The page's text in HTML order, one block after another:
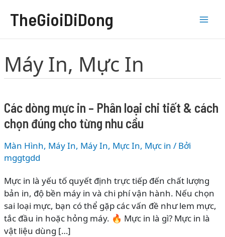
TheGioiDiDong
Máy In, Mực In
Các dòng mực in – Phân loại chi tiết & cách
chọn đúng cho từng nhu cầu
Màn Hình, Máy In, Máy In, Mực In, Mực in / Bởi
mggtgdd
Mực in là yếu tố quyết định trực tiếp đến chất lượng
bản in, độ bền máy in và chi phí vận hành. Nếu chọn
sai loại mực, bạn có thể gặp các vấn đề như lem mực,
tắc đầu in hoặc hỏng máy. 🔥 Mực in là gì? Mực in là
vật liệu dùng […]